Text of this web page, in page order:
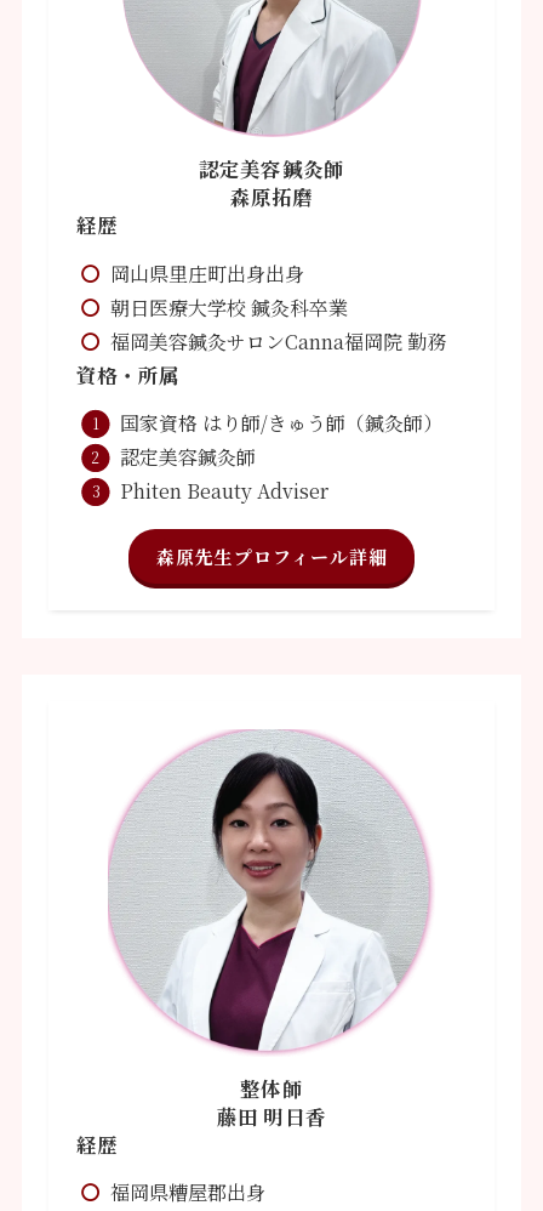
認定美容鍼灸師
森原拓磨
経歴
岡山県里庄町出身出身
朝日医療大学校 鍼灸科卒業
福岡美容鍼灸サロンCanna福岡院 勤務
資格・所属
国家資格 はり師/きゅう師（鍼灸師）
認定美容鍼灸師
Phiten Beauty Adviser
森原先生プロフィール詳細
整体師
藤田 明日香
経歴
福岡県糟屋郡出身